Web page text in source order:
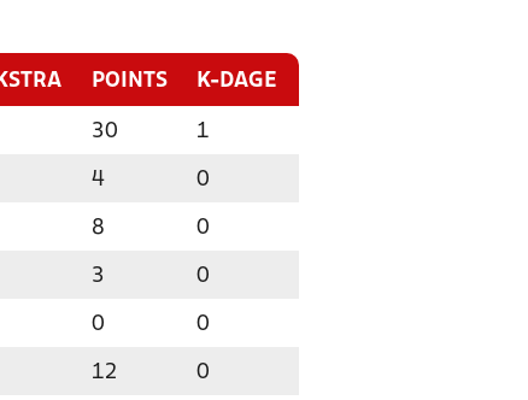
POINTS K-DAGE
30 1
4 0
8 0
3 0
0 0
12 0